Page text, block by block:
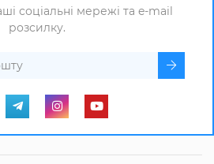
соціальні мережі та e-mail
розсилку.